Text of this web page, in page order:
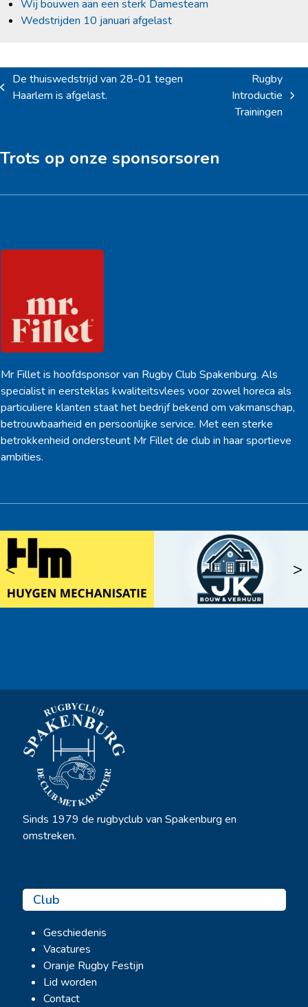
Wij bouwen aan een sterk Damesteam
Wedstrijden 10 januari afgelast
previous
De thuiswedstrijd van 28-01 tegen
Haarlem is afgelast.
Rugby
Introductie
Trainingen
Trots op onze sponsorsoren
Mr Fillet is hoofdsponsor van Rugby Club Spakenburg. Als
specialist in eersteklas kwaliteitsvlees voor zowel horeca als
particuliere klanten staat het bedrijf bekend om vakmanschap,
betrouwbaarheid en persoonlijke service. Met een sterke
betrokkenheid ondersteunt Mr Fillet de club in haar sportieve
ambities.
< >
Sinds 1979 de rugbyclub van Spakenburg en
omstreken.
Club
Geschiedenis
Vacatures
Oranje Rugby Festijn
Lid worden
Contact